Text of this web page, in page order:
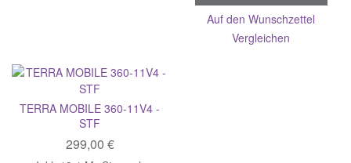
Auf den Wunschzettel
Vergleichen
TERRA MOBILE 360-11V4 -
STF
299,00 €